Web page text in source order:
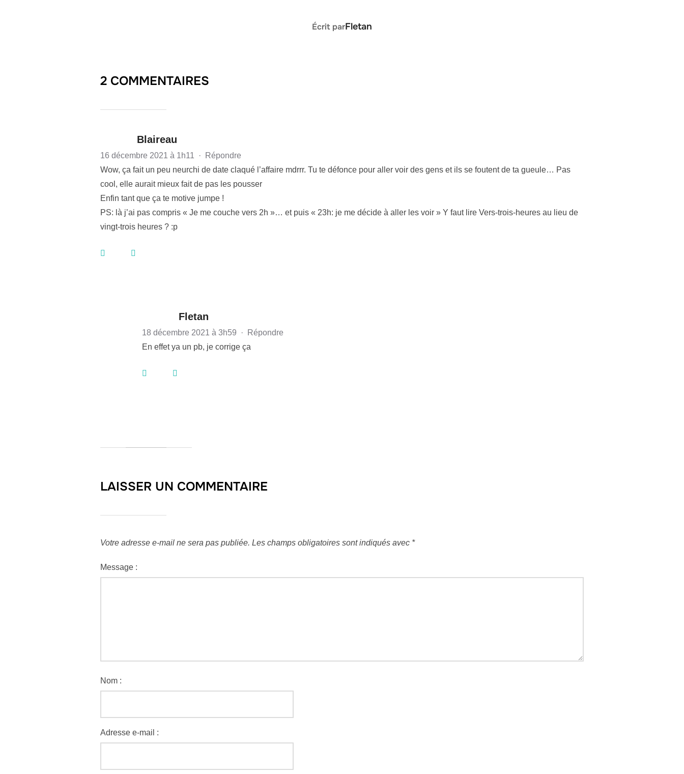
AUTEUR DE LA PUBLICATION
Écrit parFletan
2 COMMENTAIRES
Blaireau
16 décembre 2021 à 1h11 ·
Répondre
Wow, ça fait un peu neurchi de date claqué l’affaire mdrrr. Tu te défonce pour aller voir des gens et ils se foutent de ta gueule… Pas
cool, elle aurait mieux fait de pas les pousser
Enfin tant que ça te motive jumpe !
PS: là j’ai pas compris « Je me couche vers 2h »… et puis « 23h: je me décide à aller les voir » Y faut lire Vers-trois-heures au lieu de
vingt-trois heures ? :p
Fletan
18 décembre 2021 à 3h59 ·
Répondre
En effet ya un pb, je corrige ça
LAISSER UN COMMENTAIRE
Votre adresse e-mail ne sera pas publiée. Les champs obligatoires sont indiqués avec *
Message :
Nom :
Adresse e-mail :